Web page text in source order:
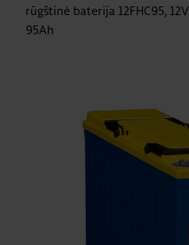
rūgštinė baterija 12FHC95, 12V
95Ah